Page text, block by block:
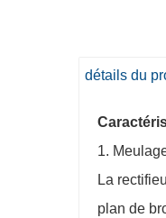
détails du
1.
La
plan de